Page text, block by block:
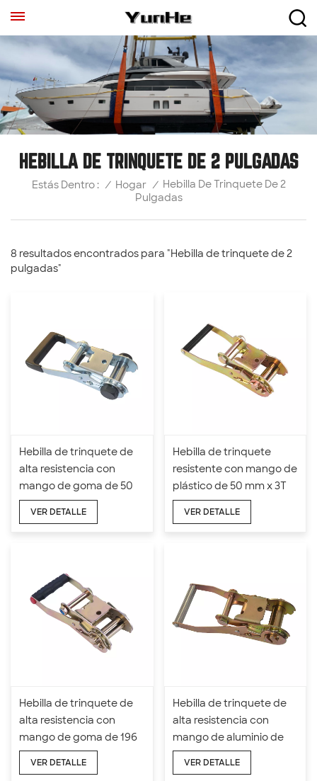
HEBILLA DE TRINQUETE DE 2 PULGADAS
Estás Dentro : / Hogar / Hebilla De Trinquete De 2
Pulgadas
8 resultados encontrados para "Hebilla de trinquete de 2
pulgadas"
Hebilla de trinquete de
alta resistencia con
mango de goma de 50
mm x 5T
VER DETALLE
Hebilla de trinquete
resistente con mango de
plástico de 50 mm x 3T
VER DETALLE
Hebilla de trinquete de
alta resistencia con
mango de goma de 196
mm de longitud y 50 mm
x 5T
VER DETALLE
Hebilla de trinquete de
alta resistencia con
mango de aluminio de
50 mm x 3T
VER DETALLE